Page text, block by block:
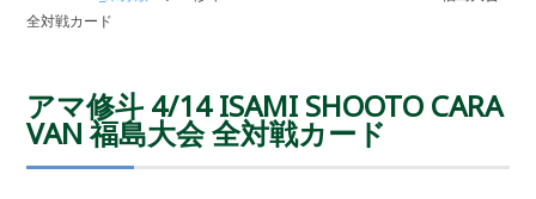
全対戦カード
アマ修斗 4/14 ISAMI SHOOTO CARA
VAN 福島大会 全対戦カード